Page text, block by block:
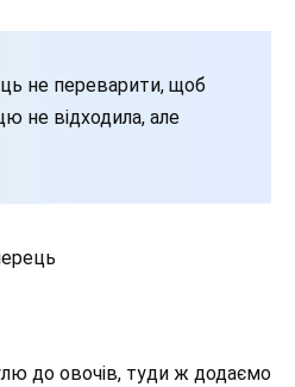
не переварити, щоб
не відходила, але
до овочів, туди ж додаємо